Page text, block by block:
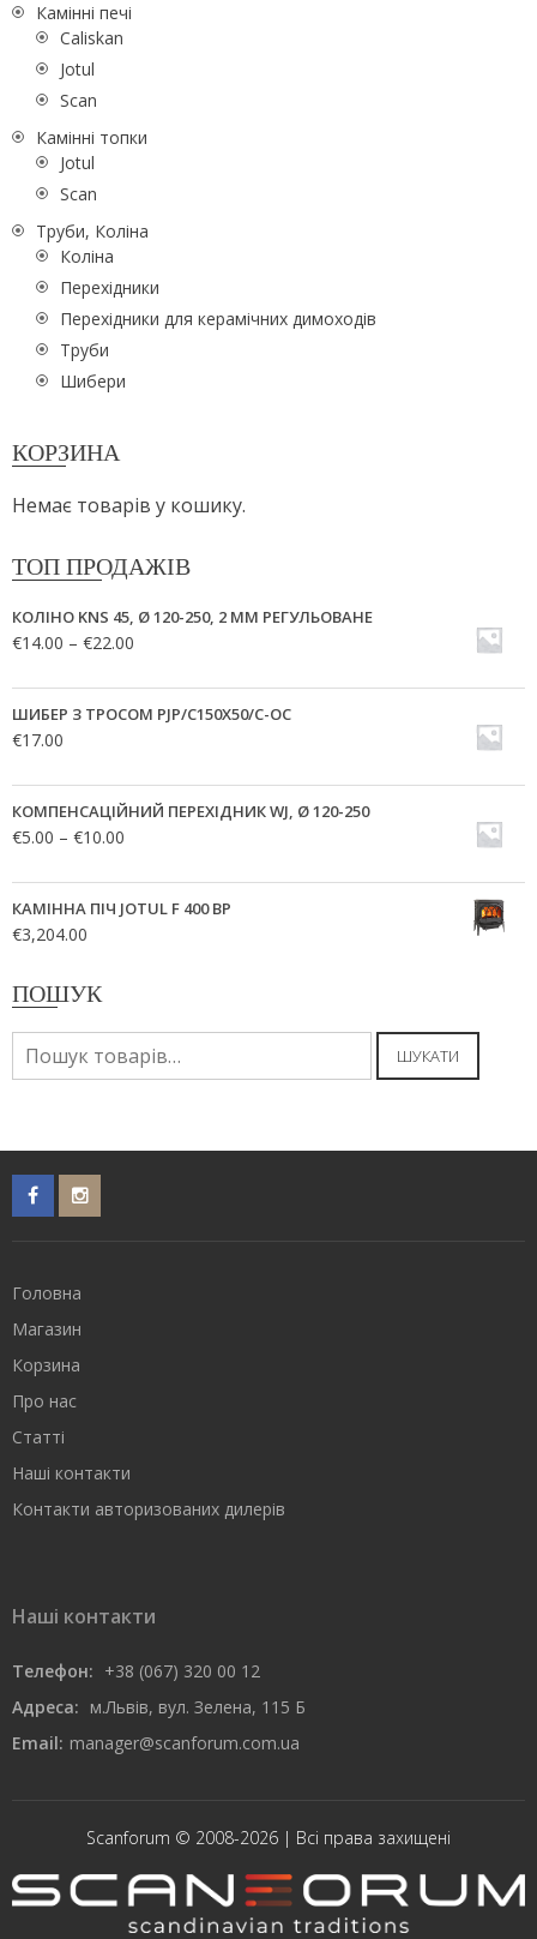
Камінні печі
Caliskan
Jotul
Scan
Камінні топки
Jotul
Scan
Труби, Коліна
Коліна
Перехідники
Перехідники для керамічних димоходів
Труби
Шибери
КОРЗИНА
Немає товарів у кошику.
ТОП ПРОДАЖІВ
КОЛІНО KNS 45, Ø 120-250, 2 ММ РЕГУЛЬОВАНЕ
€14.00 – €22.00
ШИБЕР З ТРОСОМ PJP/C150X50/C-OC
€17.00
КОМПЕНСАЦІЙНИЙ ПЕРЕХІДНИК WJ, Ø 120-250
€5.00 – €10.00
КАМІННА ПІЧ JOTUL F 400 BP
€3,204.00
ПОШУК
Шукати: ШУКАТИ
Головна
Магазин
Корзина
Про нас
Статті
Наші контакти
Контакти авторизованих дилерів
Наші контакти
Телефон: +38 (067) 320 00 12
Адреса: м.Львів, вул. Зелена, 115 Б
Email: manager@scanforum.com.ua
Scanforum © 2008-2026 | Всі права захищені